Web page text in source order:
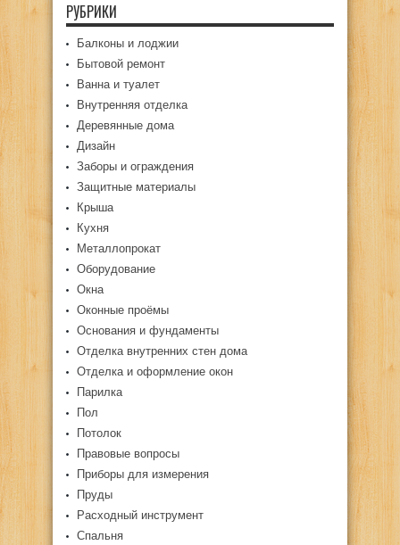
РУБРИКИ
Балконы и лоджии
Бытовой ремонт
Ванна и туалет
Внутренняя отделка
Деревянные дома
Дизайн
Заборы и ограждения
Защитные материалы
Крыша
Кухня
Металлопрокат
Оборудование
Окна
Оконные проёмы
Основания и фундаменты
Отделка внутренних стен дома
Отделка и оформление окон
Парилка
Пол
Потолок
Правовые вопросы
Приборы для измерения
Пруды
Расходный инструмент
Спальня